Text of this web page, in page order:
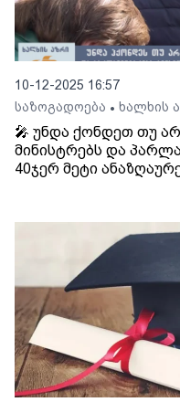
10-12-2025 16:57
საზოგადოება • ხალხის
🎤 უნდა ქონდეთ თუ
მინისტრებს და
40ჯერ მეტი